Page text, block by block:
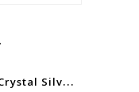
E
Nvirobase T4000 XiRallic Crystal Silver 0,5LT